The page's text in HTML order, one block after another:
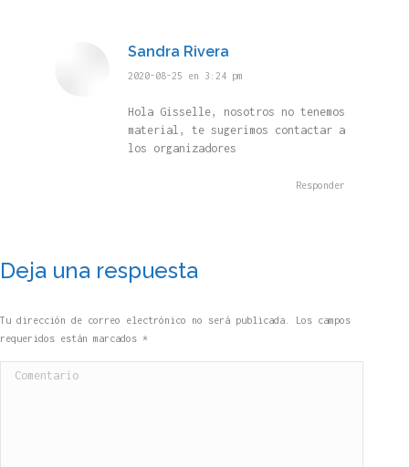
Sandra Rivera
dice:
2020-08-25 en 3:24 pm
Hola Gisselle, nosotros no tenemos
material, te sugerimos contactar a
los organizadores
Responder
Deja una respuesta
Tu dirección de correo electrónico no será publicada. Los campos
requeridos están marcados *
Comentario